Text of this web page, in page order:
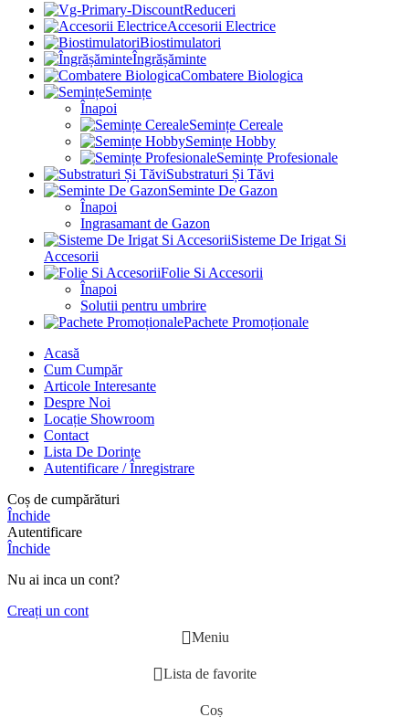
Reduceri
Accesorii Electrice
Biostimulatori
Îngrășăminte
Combatere Biologica
Semințe
Înapoi
Semințe Cereale
Semințe Hobby
Semințe Profesionale
Substraturi Și Tăvi
Seminte De Gazon
Înapoi
Ingrasamant de Gazon
Sisteme De Irigat Si
Accesorii
Folie Si Accesorii
Înapoi
Solutii pentru umbrire
Pachete Promoționale
Acasă
Cum Cumpăr
Articole Interesante
Despre Noi
Locație Showroom
Contact
Lista De Dorințe
Autentificare / Înregistrare
Coș de cumpărături
Închide
Autentificare
Închide
Nu ai inca un cont?
Creați un cont
Meniu
Lista de favorite
Coș